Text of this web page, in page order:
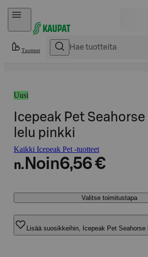
Hyppää sisältöön
Tuotteet
Uusi
Icepeak Pet
lelu pinkki
Kaikki Icepeak Pet -tuotteet
n. Noin6,56 €
Valitse toimitustapa
Lisää suosikkeihin, Icepeak Pet Seahorse